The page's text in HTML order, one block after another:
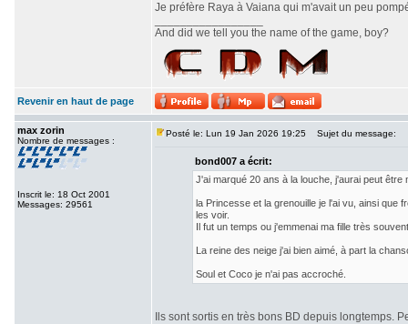
Je préfère Raya à Vaiana qui m'avait un peu
And did we tell you the name of the game, boy?
Revenir en haut de page
max zorin
Nombre de messages :
Inscrit le: 18 Oct 2001
Messages: 29561
Posté le: Lun 19 Jan 2026 19:25 Sujet du message:
bond007 a écrit:
J'ai marqué 20 ans à la louche, j'aurai peut être
la Princesse et la grenouille je l'ai vu, ainsi que
les voir.
Il fut un temps ou j'emmenai ma fille très
La reine des neige j'ai bien aimé, à part la
Soul et Coco je n'ai pas accroché.
Ils sont sortis en très bons BD depuis longtemps.